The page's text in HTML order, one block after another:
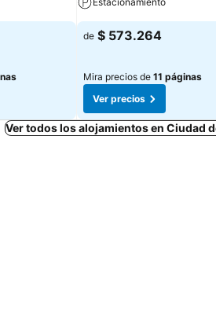
de $ 573.264
Mira precios de 11 páginas
Ver precios
Ver todos los alojamientos en Ciudad